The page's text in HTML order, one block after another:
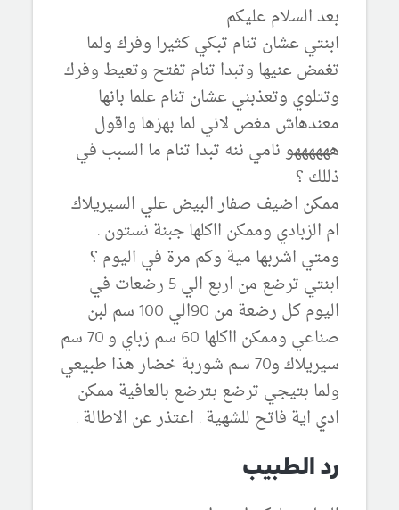
بعد السلام عليكم
ابنتي عشان تنام تبكي كثيرا وفرك ولما
تغمض عنيها وتبدا تنام تفتح وتعيط وفرك
وتتلوي وتعذبني عشان تنام علما بانها
معندهاش مغص لاني لما بهزها واقول
ههههههو نامي ننه تبدا تنام ما السبب في
ذللك ؟
ممكن اضيف صفار البيض علي السيريلاك
ام الزبادي وممكن ااكلها جبنة نستون .
ومتي اشربها مية وكم مرة في اليوم ؟
ابنتي ترضع من اربع الي 5 رضعات في
اليوم كل رضعة من 90الي 100 سم لبن
صناعي وممكن ااكلها 60 سم زباي و 70 سم
سيريلاك و70 سم شوربة خضار هذا طبيعي
ولما بتيجي ترضع بترضع بالعافية ممكن
ادي اية فاتح للشهية . اعتذر عن الاطالة .
رد الطبيب